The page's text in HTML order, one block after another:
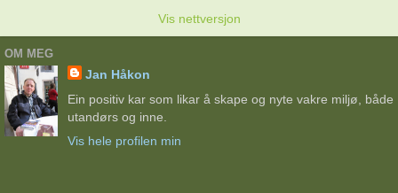
Vis nettversjon
OM MEG
Jan Håkon
Ein positiv kar som likar å skape og nyte vakre miljø, både
utandørs og inne.
Vis hele profilen min